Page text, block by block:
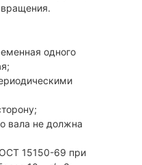
одного
вала не должна
15150-69 при